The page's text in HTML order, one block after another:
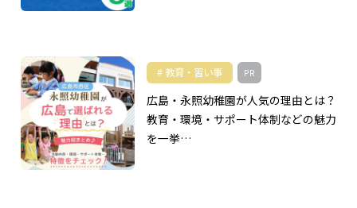
教育・習い事 PR
広島・永照幼稚園が人気の理由とは？
教育・環境・サポート体制などの魅力
を一挙…